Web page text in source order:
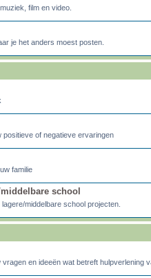
film en video.
je het anders moest posten.
positieve of negatieve ervaringen
familie
school
middelbare school projecten.
en ideeën wat betreft hulpverlening